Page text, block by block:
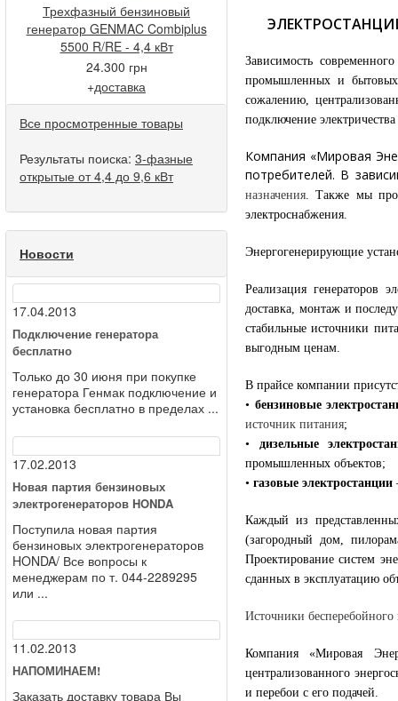
Трехфазный бензиновый
генератор GENMAC Combiplus
5500 R/RE - 4,4 кВт
24.300 грн
+доставка
Все просмотренные товары
Результаты поиска: 3-фазные
открытые от 4,4 до 9,6 кВт
Новости
17.04.2013
Подключение генератора
бесплатно
Только до 30 июня при покупке
генератора Генмак подключение и
установка бесплатно в пределах ...
17.02.2013
Новая партия бензиновых
электрогенераторов HONDA
Поступила новая партия
бензиновых электрогенераторов
HONDA/ Все вопросы к
менеджерам по т. 044-2289295
или ...
11.02.2013
НАПОМИНАЕМ!
Заказать доставку товара Вы
Зависимость
промышленных и бытовых
сожалению,
подключение
Компания «Мировая
потребителей. В
назначения. Также мы
электроснабжения.
Энергогенерирующие
Реализация генераторов
доставка, монтаж и
стабильные источники
выгодным ценам.
В прайсе компании
• бензиновые
источник питания;
•
дизельные
промышленных объектов;
• газовые электростанции
Каждый из
(загородный дом,
Проектирование систем
сданных в эксплуатацию
Источники бесперебойного
Компания «Мировая
централизованного
и перебои с его подачей.